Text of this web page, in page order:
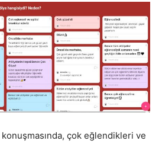
çok eğlendikleri ve